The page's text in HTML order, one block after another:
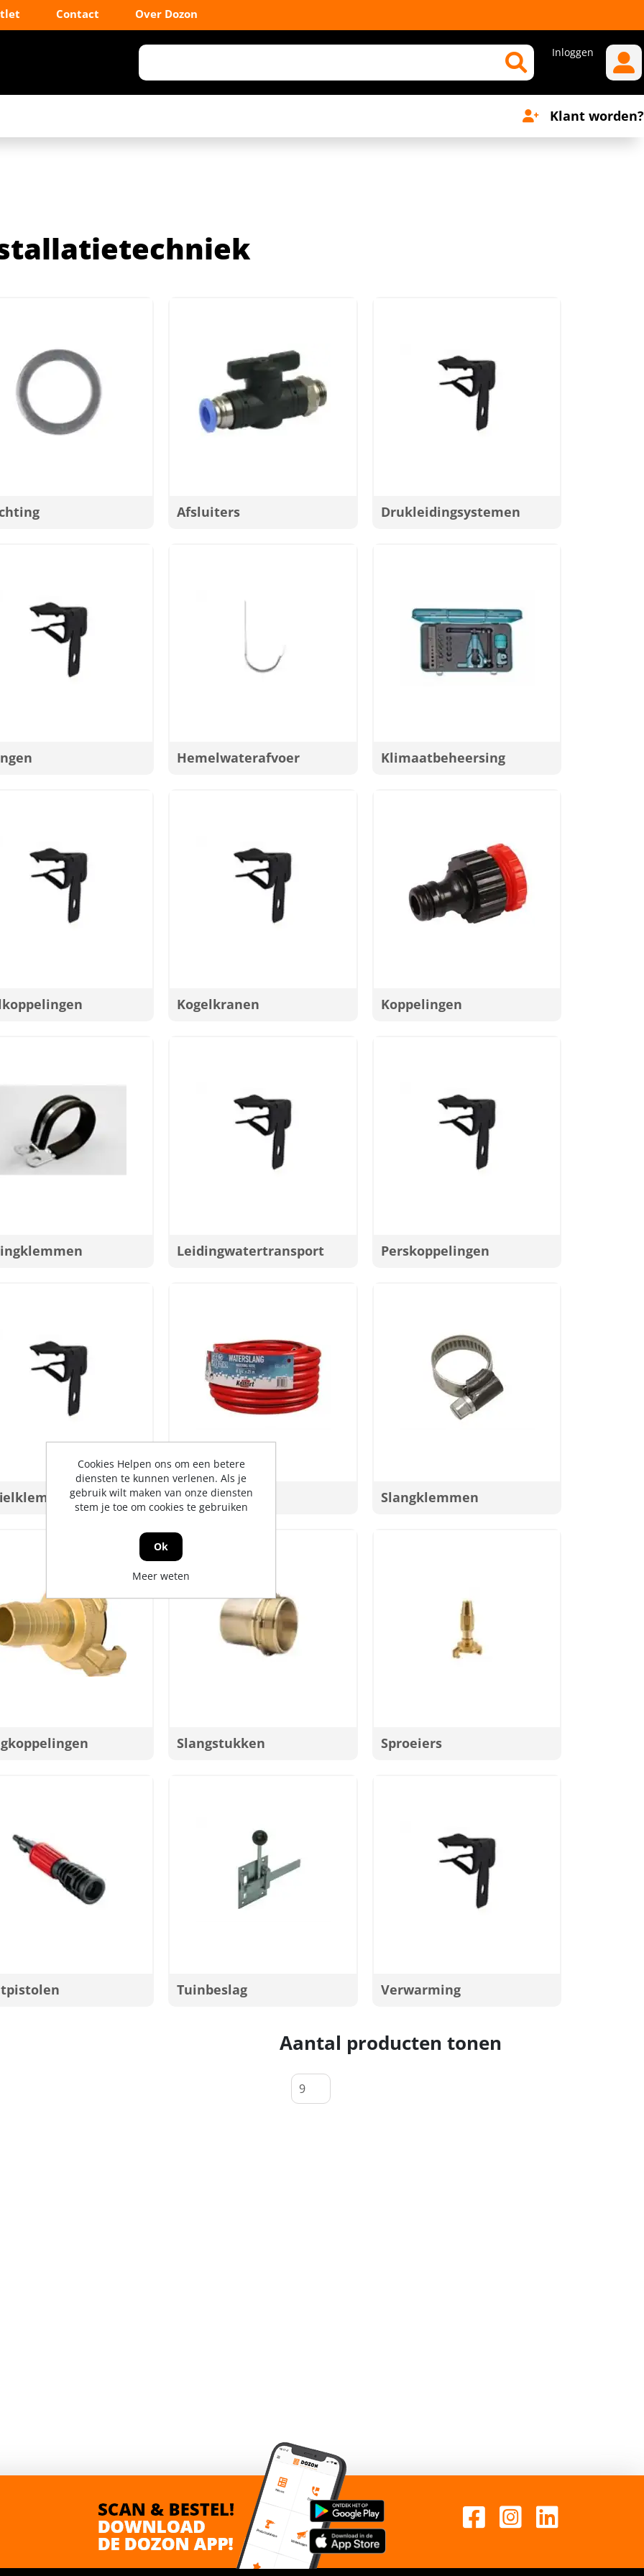
Contact Over Dozon
Inloggen
Klant worden?
Afsluiters Drukleidingsystemen
Hemelwaterafvoer Klimaatbeheersing
Kogelkranen Koppelingen
Leidingwatertransport Perskoppelingen
Slangen Slangklemmen
Slangstukken Sproeiers
Tuinbeslag Verwarming
Aantal producten tonen
Cookies Helpen ons om een betere
diensten te kunnen verlenen. Als je
gebruik wilt maken van onze diensten
stem je toe om cookies te gebruiken
Ok
Meer weten